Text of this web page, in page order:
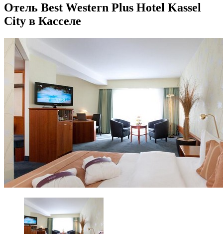
Отель Best Western Plus Hotel Kassel
City в Касселе